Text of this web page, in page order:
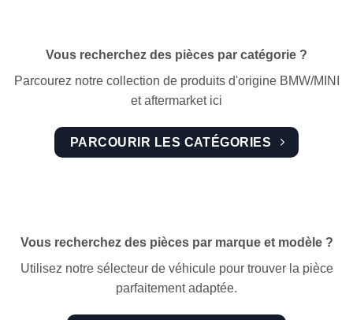
Vous recherchez des pièces par catégorie ?
Parcourez notre collection de produits d'origine BMW/MINI
et aftermarket ici
PARCOURIR LES CATÉGORIES
Vous recherchez des pièces par marque et modèle ?
Utilisez notre sélecteur de véhicule pour trouver la pièce
parfaitement adaptée.